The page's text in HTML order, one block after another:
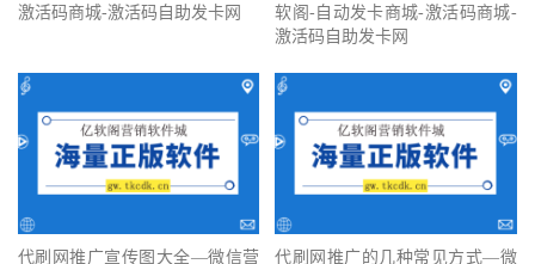
激活码商城-激活码自助发卡网
软阁-自动发卡商城-激活码商城-
激活码自助发卡网
代刷网推广宣传图大全—微信营
代刷网推广的几种常见方式—微